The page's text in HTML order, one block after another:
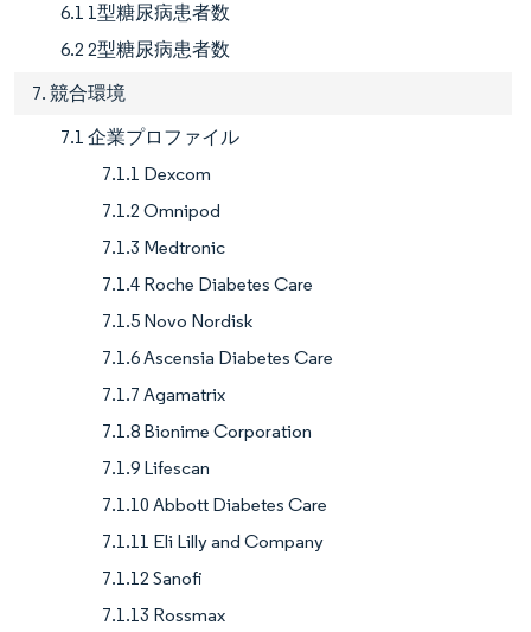
6.1 1型糖尿病患者数
6.2 2型糖尿病患者数
7. 競合環境
7.1 企業プロファイル
7.1.1 Dexcom
7.1.2 Omnipod
7.1.3 Medtronic
7.1.4 Roche Diabetes Care
7.1.5 Novo Nordisk
7.1.6 Ascensia Diabetes Care
7.1.7 Agamatrix
7.1.8 Bionime Corporation
7.1.9 Lifescan
7.1.10 Abbott Diabetes Care
7.1.11 Eli Lilly and Company
7.1.12 Sanofi
7.1.13 Rossmax